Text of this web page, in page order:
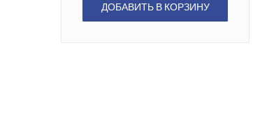
ДОБАВИТЬ В КОРЗИНУ